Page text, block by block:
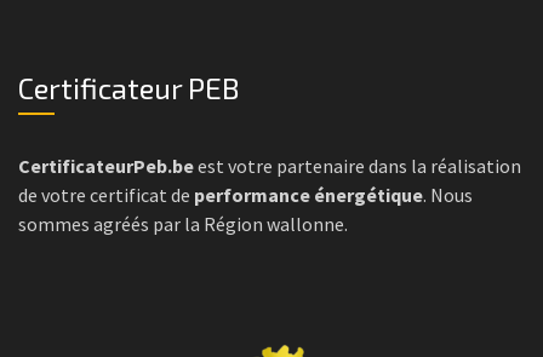
Certificateur PEB
CertificateurPeb.beest votre partenaire dans la réalisation
de votre certificat de performance énergétique. Nous
sommes agréés par la Région wallonne.